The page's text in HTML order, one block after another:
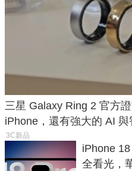
三星 Galaxy Ring 2 官方
iPhone，還有強大的 AI
3C新品
iPhone
全看光，